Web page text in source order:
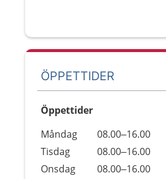
ÖPPETTIDER
Öppettider
Dag
Öppettider
Kommentarer
Måndag
08.00–16.00
Tisdag
08.00–16.00
Onsdag
08.00–16.00